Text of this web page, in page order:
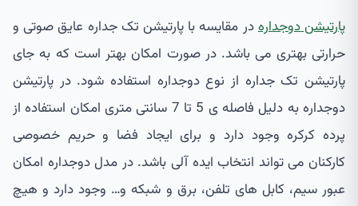
پارتیشن دوجدارهدر مقایسه با پارتیشن تک جداره عایق صوتی و
حرارتی بهتری می باشد. در صورت امکان بهتر است که به جای
پارتیشن تک جداره از نوع دوجداره استفاده شود. در پارتیشن
دوجداره به دلیل فاصله ی 5 تا 7 سانتی متری امکان استفاده از
پرده کرکره وجود دارد و برای ایجاد فضا و حریم خصوصی
کارکنان می تواند انتخاب ایده آلی باشد. در مدل دوجداره امکان
عبور سیم، کابل های تلفن، برق و شبکه و… وجود دارد و هیچ